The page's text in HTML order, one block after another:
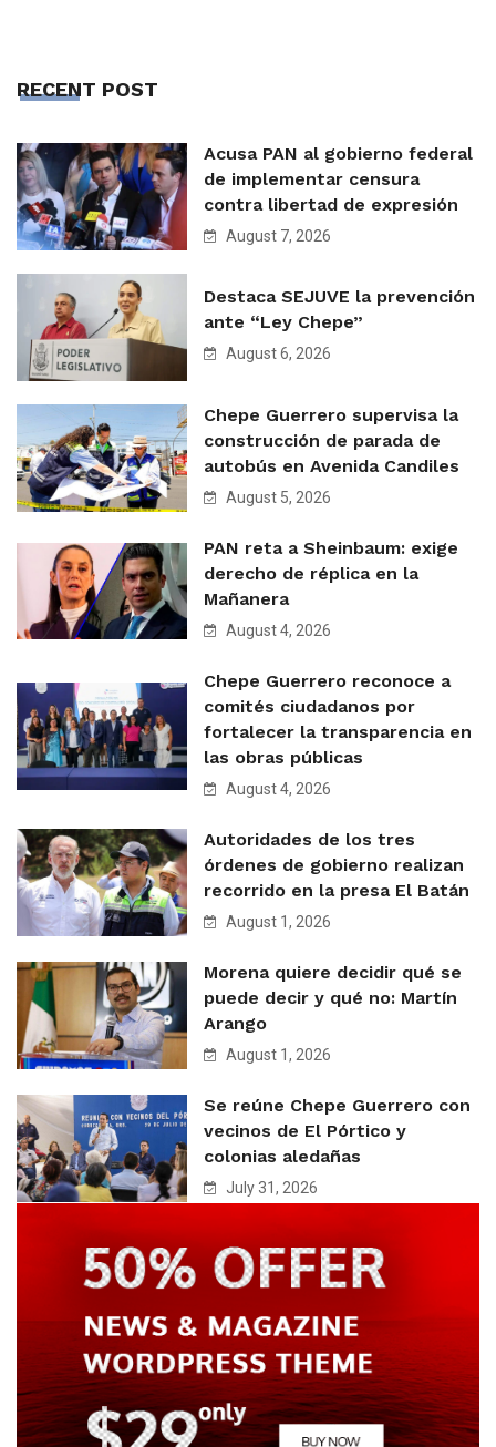
RECENT POST
Acusa PAN al gobierno federal
de implementar censura
contra libertad de expresión
August 7, 2026
Destaca SEJUVE la prevención
ante “Ley Chepe”
August 6, 2026
Chepe Guerrero supervisa la
construcción de parada de
autobús en Avenida Candiles
August 5, 2026
PAN reta a Sheinbaum: exige
derecho de réplica en la
Mañanera
August 4, 2026
Chepe Guerrero reconoce a
comités ciudadanos por
fortalecer la transparencia en
las obras públicas
August 4, 2026
Autoridades de los tres
órdenes de gobierno realizan
recorrido en la presa El Batán
August 1, 2026
Morena quiere decidir qué se
puede decir y qué no: Martín
Arango
August 1, 2026
Se reúne Chepe Guerrero con
vecinos de El Pórtico y
colonias aledañas
July 31, 2026